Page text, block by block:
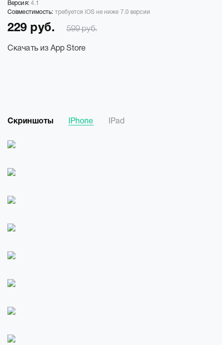
Версия: 4.1
Совместимость: требуется iOS не ниже 7.0 версии
229 руб. 599 руб.
Скачать из App Store
Скриншоты IPhone IPad